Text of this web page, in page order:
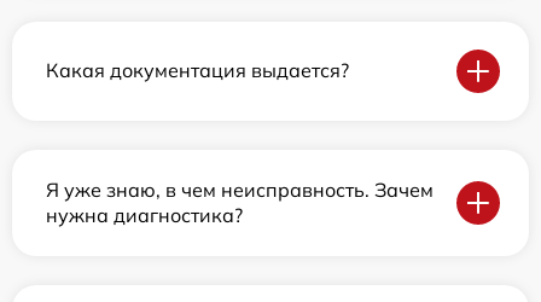
Какая документация выдается?
Я уже знаю, в чем неисправность. Зачем
нужна диагностика?